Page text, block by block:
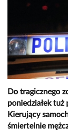
Do tragicznego
poniedziałek tuż
Kierujący
śmiertelnie